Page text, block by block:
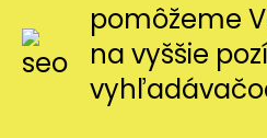
pomôžeme
na vyššie